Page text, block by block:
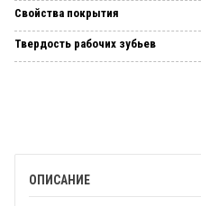
Свойства покрытия
Твердость рабочих зубьев
ОПИСАНИЕ